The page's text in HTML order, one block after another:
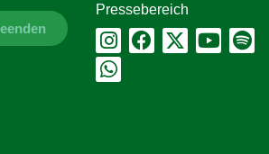
Pressebereich